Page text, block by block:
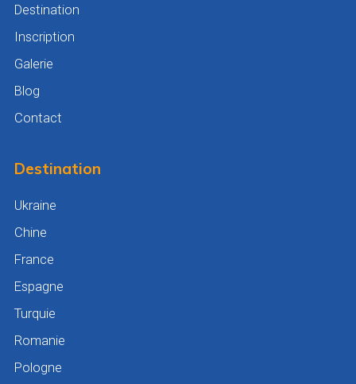
Destination
Inscription
Galerie
Blog
Contact
Destination
Ukraine
Chine
France
Espagne
Turquie
Romanie
Pologne